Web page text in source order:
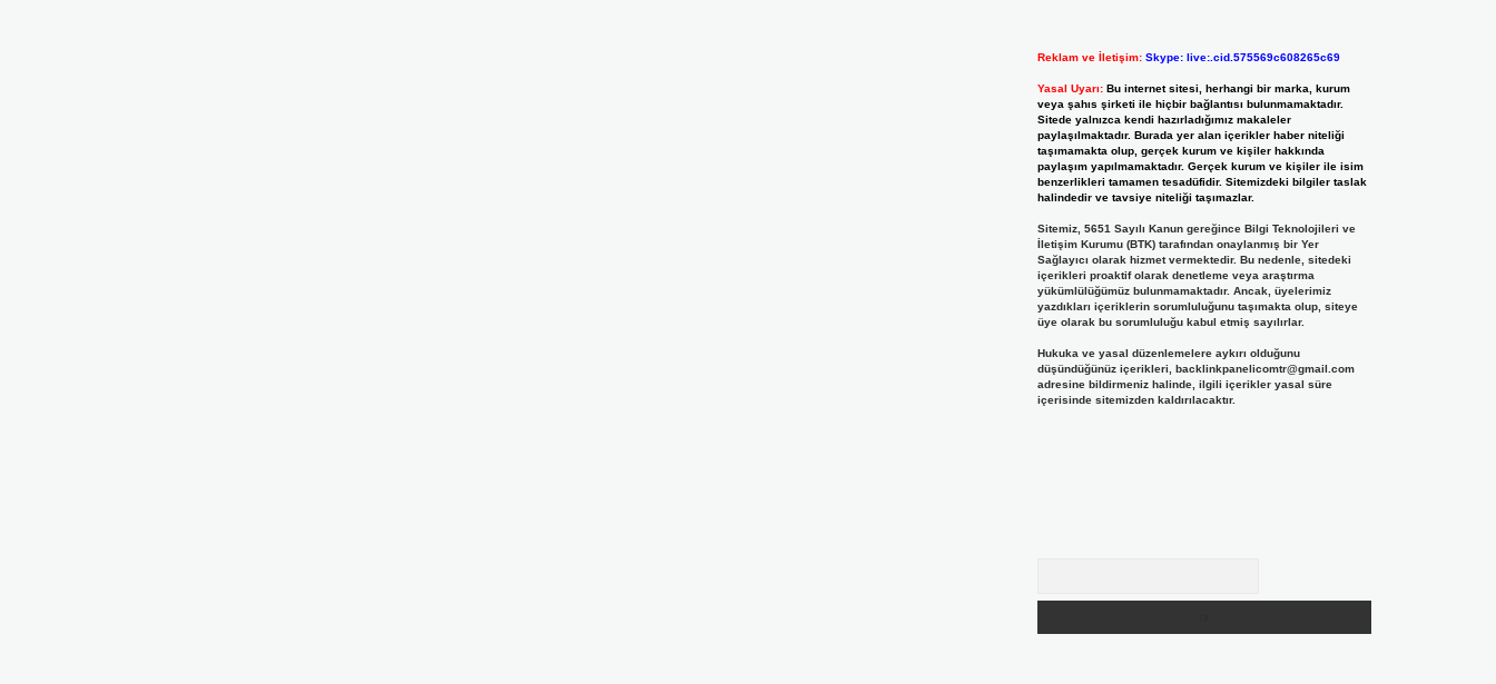
Reklam ve İletişim: Skype: live:.cid.575569c608265c69
Yasal Uyarı: Bu internet sitesi, herhangi bir marka, kurum
veya şahıs şirketi ile hiçbir bağlantısı bulunmamaktadır.
Sitede yalnızca kendi hazırladığımız makaleler
paylaşılmaktadır. Burada yer alan içerikler haber niteliği
taşımamakta olup, gerçek kurum ve kişiler hakkında
paylaşım yapılmamaktadır. Gerçek kurum ve kişiler ile isim
benzerlikleri tamamen tesadüfidir. Sitemizdeki bilgiler taslak
halindedir ve tavsiye niteliği taşımazlar.
Sitemiz, 5651 Sayılı Kanun gereğince Bilgi Teknolojileri ve
İletişim Kurumu (BTK) tarafından onaylanmış bir Yer
Sağlayıcı olarak hizmet vermektedir. Bu nedenle, sitedeki
içerikleri proaktif olarak denetleme veya araştırma
yükümlülüğümüz bulunmamaktadır. Ancak, üyelerimiz
yazdıkları içeriklerin sorumluluğunu taşımakta olup, siteye
üye olarak bu sorumluluğu kabul etmiş sayılırlar.
Hukuka ve yasal düzenlemelere aykırı olduğunu
düşündüğünüz içerikleri, backlinkpanelicomtr@gmail.com
adresine bildirmeniz halinde, ilgili içerikler yasal süre
içerisinde sitemizden kaldırılacaktır.